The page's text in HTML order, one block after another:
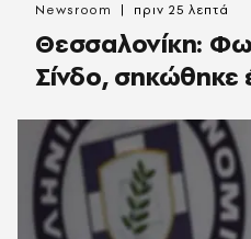
Θεσσαλονίκη:
Σίνδο, σηκώθηκε
Newsroom πριν 25 λεπτά